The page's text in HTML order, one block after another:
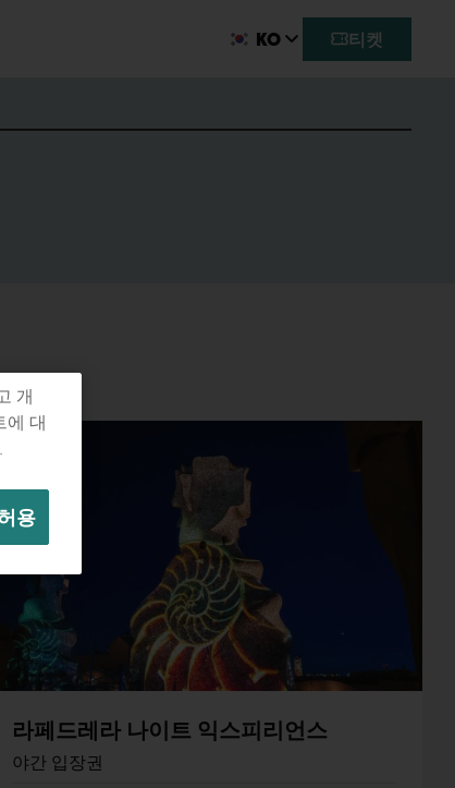
KO 티켓
라페드레라 나이트 익스피리언스
야간 입장권
개
에 대
용